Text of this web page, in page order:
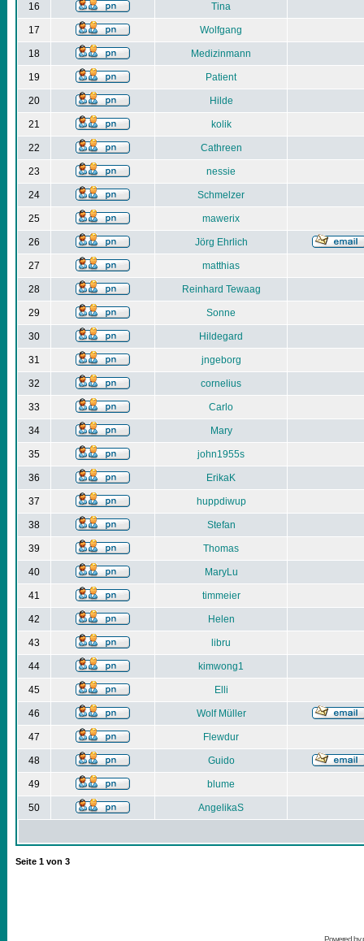
16 Tina
17 Wolfgang
18 Medizinmann
19 Patient
20 Hilde
21 kolik
22 Cathreen
23 nessie
24 Schmelzer
25 mawerix
26 Jörg Ehrlich
27 matthias
28 Reinhard Tewaag
29 Sonne
30 Hildegard
31 jngeborg
32 cornelius
33 Carlo
34 Mary
35 john1955s
36 ErikaK
37 huppdiwup
38 Stefan
39 Thomas
40 MaryLu
41 timmeier
42 Helen
43 libru
44 kimwong1
45 Elli
46 Wolf Müller
47 Flewdur
48 Guido
49 blume
50 AngelikaS
Seite 1 von 3
Powered by